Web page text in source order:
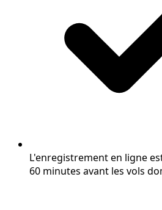
L'enregistrement en ligne
60 minutes avant les vols